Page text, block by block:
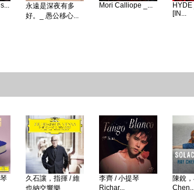
永遠是深夜有多
好。_ 愚公移心...
Mori Calliope _...
[IN...
久石讓，指揮 / 維
也納交響樂...
李齊 / 小提琴
Richar...
陳銳